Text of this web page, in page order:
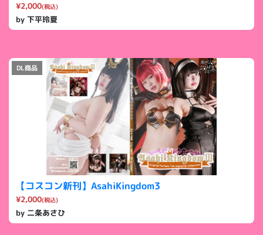
¥2,000(税込)
by 下平玲夏
DL商品
【コスコン新刊】AsahiKingdom3
¥2,000(税込)
by 二条あさひ